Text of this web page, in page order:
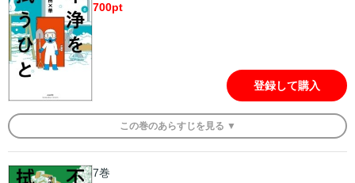
700pt
登録して購入
この巻のあらすじを 見る ▼
7巻